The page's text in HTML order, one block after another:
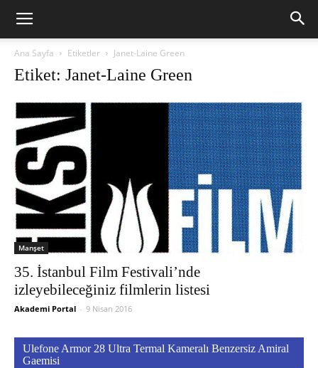
Ana Sayfa Etiketler Janet-Laine Green
Etiket: Janet-Laine Green
Manşet
35. İstanbul Film Festivali’nde
izleyebileceğiniz filmlerin listesi
Akademi Portal - 9 Nisan 2016
Ulefone Armor 28 Ultra Termal Kameralı Benzersiz Amiral
Gaemisi